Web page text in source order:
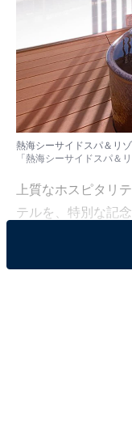
熱海シーサイドスパ＆リ
「熱海シーサイドスパ＆
上質なホスピタリ
テルを、特別な記
人も少なくないは
る非日常の体験は